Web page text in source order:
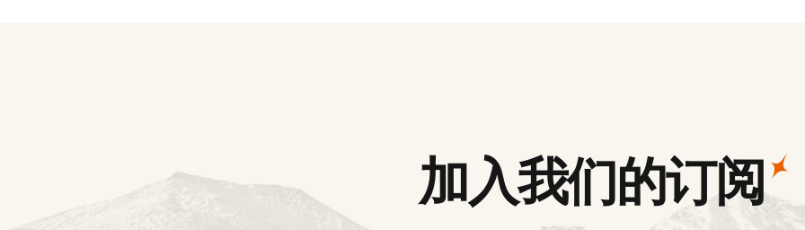
加入我们的订阅